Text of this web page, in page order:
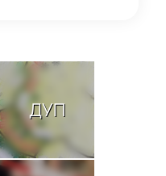
ДУП